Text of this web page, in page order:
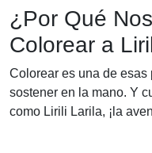
¿Por Qué
Colorear a
Colorear es una de
sostener en la mano. Y
como Lirili Larila, ¡la